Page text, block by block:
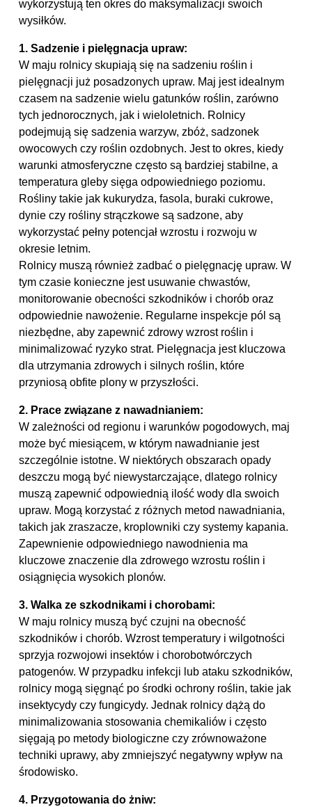
wykorzystują ten okres do maksymalizacji swoich
wysiłków.
1. Sadzenie i pielęgnacja upraw:
W maju rolnicy skupiają się na sadzeniu roślin i
pielęgnacji już posadzonych upraw. Maj jest idealnym
czasem na sadzenie wielu gatunków roślin, zarówno
tych jednorocznych, jak i wieloletnich. Rolnicy
podejmują się sadzenia warzyw, zbóż, sadzonek
owocowych czy roślin ozdobnych. Jest to okres, kiedy
warunki atmosferyczne często są bardziej stabilne, a
temperatura gleby sięga odpowiedniego poziomu.
Rośliny takie jak kukurydza, fasola, buraki cukrowe,
dynie czy rośliny strączkowe są sadzone, aby
wykorzystać pełny potencjał wzrostu i rozwoju w
okresie letnim.
Rolnicy muszą również zadbać o pielęgnację upraw. W
tym czasie konieczne jest usuwanie chwastów,
monitorowanie obecności szkodników i chorób oraz
odpowiednie nawożenie. Regularne inspekcje pól są
niezbędne, aby zapewnić zdrowy wzrost roślin i
minimalizować ryzyko strat. Pielęgnacja jest kluczowa
dla utrzymania zdrowych i silnych roślin, które
przyniosą obfite plony w przyszłości.
2. Prace związane z nawadnianiem:
W zależności od regionu i warunków pogodowych, maj
może być miesiącem, w którym nawadnianie jest
szczególnie istotne. W niektórych obszarach opady
deszczu mogą być niewystarczające, dlatego rolnicy
muszą zapewnić odpowiednią ilość wody dla swoich
upraw. Mogą korzystać z różnych metod nawadniania,
takich jak zraszacze, kroplowniki czy systemy kapania.
Zapewnienie odpowiedniego nawodnienia ma
kluczowe znaczenie dla zdrowego wzrostu roślin i
osiągnięcia wysokich plonów.
3. Walka ze szkodnikami i chorobami:
W maju rolnicy muszą być czujni na obecność
szkodników i chorób. Wzrost temperatury i wilgotności
sprzyja rozwojowi insektów i chorobotwórczych
patogenów. W przypadku infekcji lub ataku szkodników,
rolnicy mogą sięgnąć po środki ochrony roślin, takie jak
insektycydy czy fungicydy. Jednak rolnicy dążą do
minimalizowania stosowania chemikaliów i często
sięgają po metody biologiczne czy zrównoważone
techniki uprawy, aby zmniejszyć negatywny wpływ na
środowisko.
4. Przygotowania do żniw: